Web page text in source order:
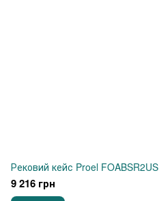
Рековий кейс Proel FOABSR2US
9 216 грн